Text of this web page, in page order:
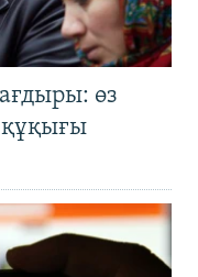
өз
құқығы